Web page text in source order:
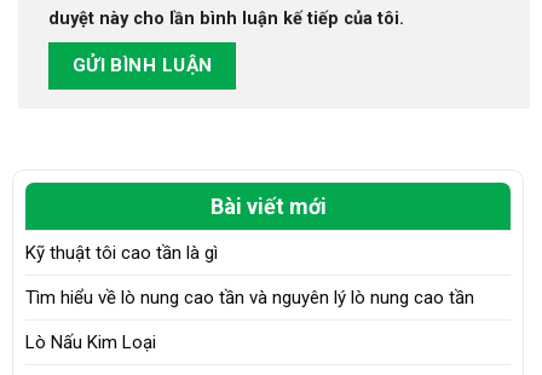
duyệt này cho lần bình luận kế tiếp của tôi.
Bài viết mới
Kỹ thuật tôi cao tần là gì
Tìm hiểu về lò nung cao tần và nguyên lý lò nung cao tần
Lò Nấu Kim Loại